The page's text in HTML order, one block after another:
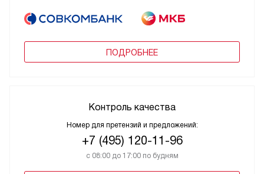
ПОДРОБНЕЕ
Контроль качества
Номер для претензий и предложений:
+7 (495) 120-11-96
с 08:00 до 17:00 по будням